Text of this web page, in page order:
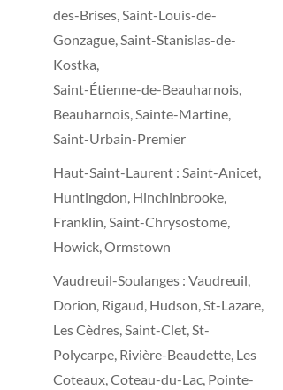
des-Brises, Saint-Louis-de-
Gonzague, Saint-Stanislas-de-
Kostka,
Saint-Étienne-de-Beauharnois,
Beauharnois, Sainte-Martine,
Saint-Urbain-Premier
Haut-Saint-Laurent : Saint-Anicet,
Huntingdon, Hinchinbrooke,
Franklin, Saint-Chrysostome,
Howick, Ormstown
Vaudreuil-Soulanges : Vaudreuil,
Dorion, Rigaud, Hudson, St-Lazare,
Les Cèdres, Saint-Clet, St-
Polycarpe, Rivière-Beaudette, Les
Coteaux, Coteau-du-Lac, Pointe-